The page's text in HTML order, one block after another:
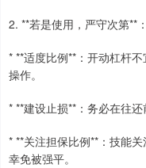
2. **若是使用，严守次第**：
* **适度比例**：开动杠杆
操作。
* **建设止损**：务必在往
* **关注担保比例**：技能
幸免被强平。